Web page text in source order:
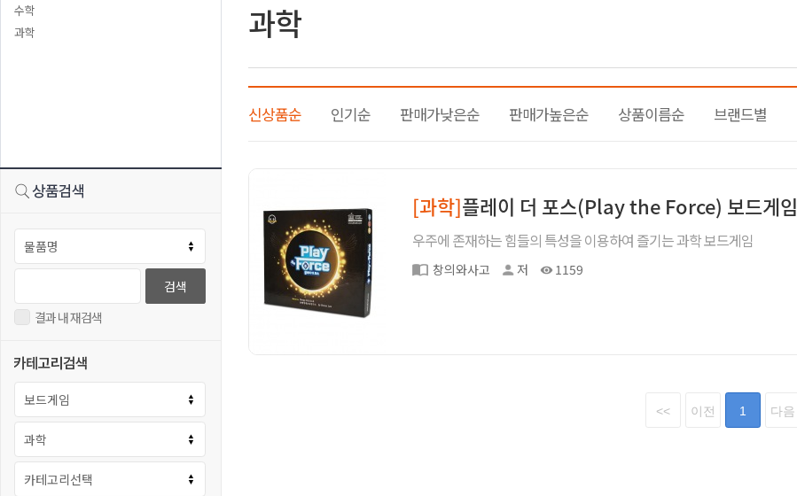
수학
과학
검색
결과 내 재검색
과학
신상품순 인기순 판매가낮은순 판매가높은순 상품이름순 브랜드별
[과학]플레이 더 포스(Play the Force) 보드게임
우주에 존재하는 힘들의 특성을 이용하여 즐기는 과학 보드게임
창의와사고 저 1159
<< 이전 1 다음